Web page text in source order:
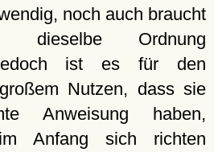
noch auch braucht
dieselbe Ordnung
jedoch ist es für den
Nutzen, dass sie
Anweisung haben,
Anfang sich richten